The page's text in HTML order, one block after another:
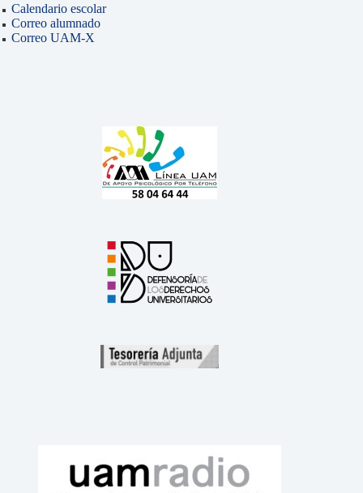
Calendario escolar
Correo alumnado
Correo UAM-X